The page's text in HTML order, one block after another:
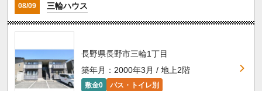
08/09 三輪ハウス
長野県長野市三輪1丁目
築年月：2000年3月 / 地上2階
敷金0 バス・トイレ別